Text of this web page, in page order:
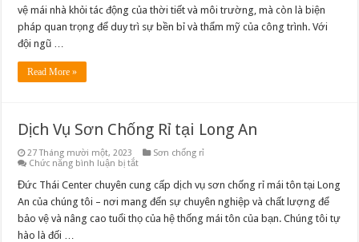
Chống
Rỉ
tại
vệ mái nhà khỏi tác động của thời tiết và môi trường, mà còn là biện
pháp quan trọng để duy trì sự bền bỉ và thẩm mỹ của công trình. Với
đội ngũ …
Read More »
Dịch Vụ Sơn Chống Rỉ tại Long An
27 Tháng mười một, 2023
Sơn chống rỉ
Chức năng bình luận bị tắtở
Vụ
Sơn
Chống
Rỉ
tại
Đức Thái Center chuyên cung cấp dịch vụ sơn chống rỉ mái tôn tại Long
An của chúng tôi – nơi mang đến sự chuyên nghiệp và chất lượng để
bảo vệ và nâng cao tuổi thọ của hệ thống mái tôn của bạn. Chúng tôi tự
hào là đối …